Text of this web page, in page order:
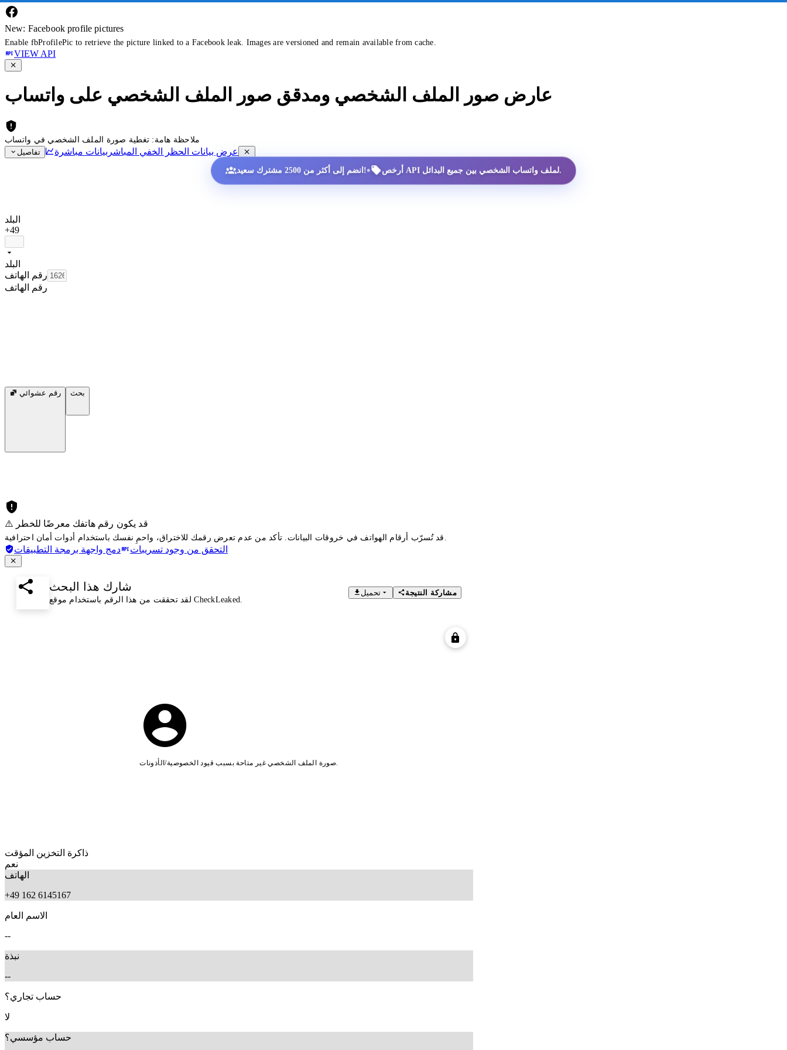
New: Facebook profile pictures
Enable fbProfilePic to retrieve the picture linked to a Facebook leak. Images are versioned and remain available from cache.
VIEW API
عارض صور الملف الشخصي ومدقق صور الملف الشخصي على واتساب
ملاحظة هامة: تغطية صورة الملف الشخصي في واتساب
تفاصيل
عرض بيانات الحظر الخفي المباشر بيانات مباشرة
انضم إلى أكثر من 2500 مشترك سعيد!• أرخص API لملف واتساب الشخصي بين جميع البدائل.
البلد
+49
البلد
رقم الهاتف
رقم الهاتف
رقم عشوائي بحث
⚠️ قد يكون رقم هاتفك معرضًا للخطر
التحقق من وجود تسريبات دمج واجهة برمجة التطبيقات
شارك هذا البحث
لقد تحققت من هذا الرقم باستخدام موقع CheckLeaked.
تحميل مشاركة النتيجة
صورة الملف الشخصي غير متاحة بسبب قيود الخصوصية/الأذونات.
ذاكرة التخزين المؤقت
نعم
الهاتف
+49 162 6145167
الاسم العام
--
نبذة
--
حساب تجاري؟
لا
حساب مؤسسي؟